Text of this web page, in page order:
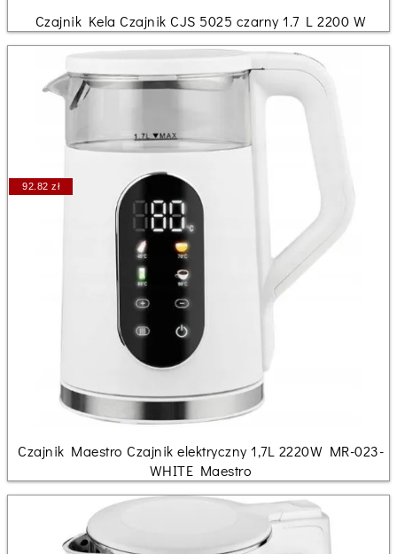
Czajnik Kela Czajnik CJS 5025 czarny 1.7 L 2200 W
92.82 zł
Czajnik Maestro Czajnik elektryczny 1,7L 2220W MR-023-
WHITE Maestro